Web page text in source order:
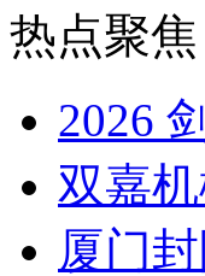
热点聚焦
2026
双嘉
厦门